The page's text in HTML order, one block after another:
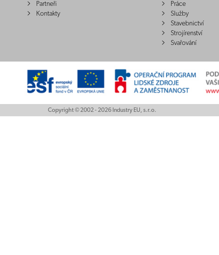
Partneři
Kontakty
Práce
Služby
Stavebnictví
Strojírenství
Svařování
Copyright © 2002 - 2026 Industry EU, s.r.o.